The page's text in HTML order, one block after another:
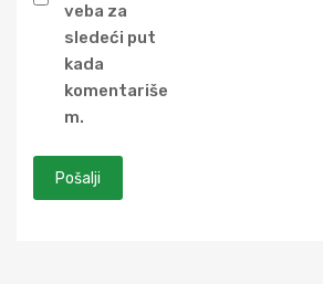
veba za
sledeći put
kada
komentariše
m.